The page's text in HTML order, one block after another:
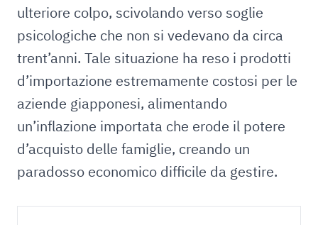
ulteriore colpo, scivolando verso soglie
psicologiche che non si vedevano da circa
trent’anni. Tale situazione ha reso i prodotti
d’importazione estremamente costosi per le
aziende giapponesi, alimentando
un’inflazione importata che erode il potere
d’acquisto delle famiglie, creando un
paradosso economico difficile da gestire.